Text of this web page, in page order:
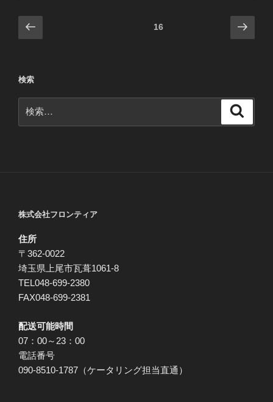
投
稿
ビ
ー
シ
前
の
16
次
の
検索
索:
株式会社フロンティア
住所
〒362-0022
埼玉県上尾市瓦葺1061-8
TEL048-699-2380
FAX048-699-2381
配送可能時間
07：00～23：00
電話番号
090-8510-1787（ケータリング担当直通）